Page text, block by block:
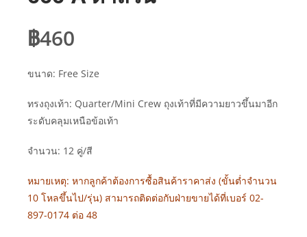
฿460
ขนาด: Free Size
ทรงถุงเท้า: Quarter/Mini Crew ถุงเท้าที่มีความยาวขึ้นมาอีก
ระดับคลุมเหนือข้อเท้า
จำนวน: 12 คู่/สี
หมายเหตุ: หากลูกค้าต้องการซื้อสินค้าราคาส่ง (ขั้นต่ำจำนวน
10 โหลขึ้นไป/รุ่น) สามารถติดต่อกับฝ่ายขายได้ที่เบอร์ 02-
897-0174 ต่อ 48